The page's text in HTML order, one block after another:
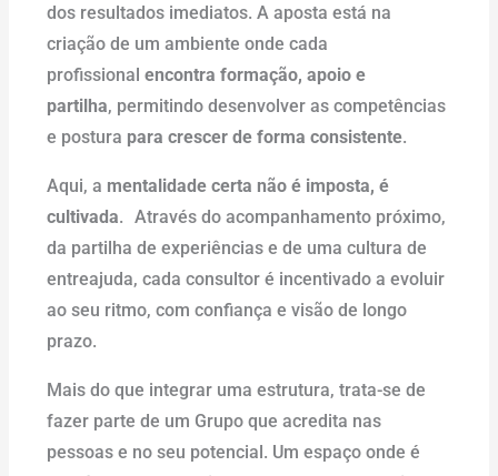
dos resultados imediatos. A aposta está na
criação de um ambiente onde cada
profissionalencontra formação, apoio e
partilha, permitindo desenvolver as competências
e postura para crescer de forma consistente.
Aqui, a mentalidade certa não é imposta, é
cultivada. Através do acompanhamento próximo,
da partilha de experiências e de uma cultura de
entreajuda, cada consultor é incentivado a evoluir
ao seu ritmo, com confiança e visão de longo
prazo.
Mais do que integrar uma estrutura, trata-se de
fazer parte de um Grupo que acredita nas
pessoas e no seu potencial. Um espaço onde é